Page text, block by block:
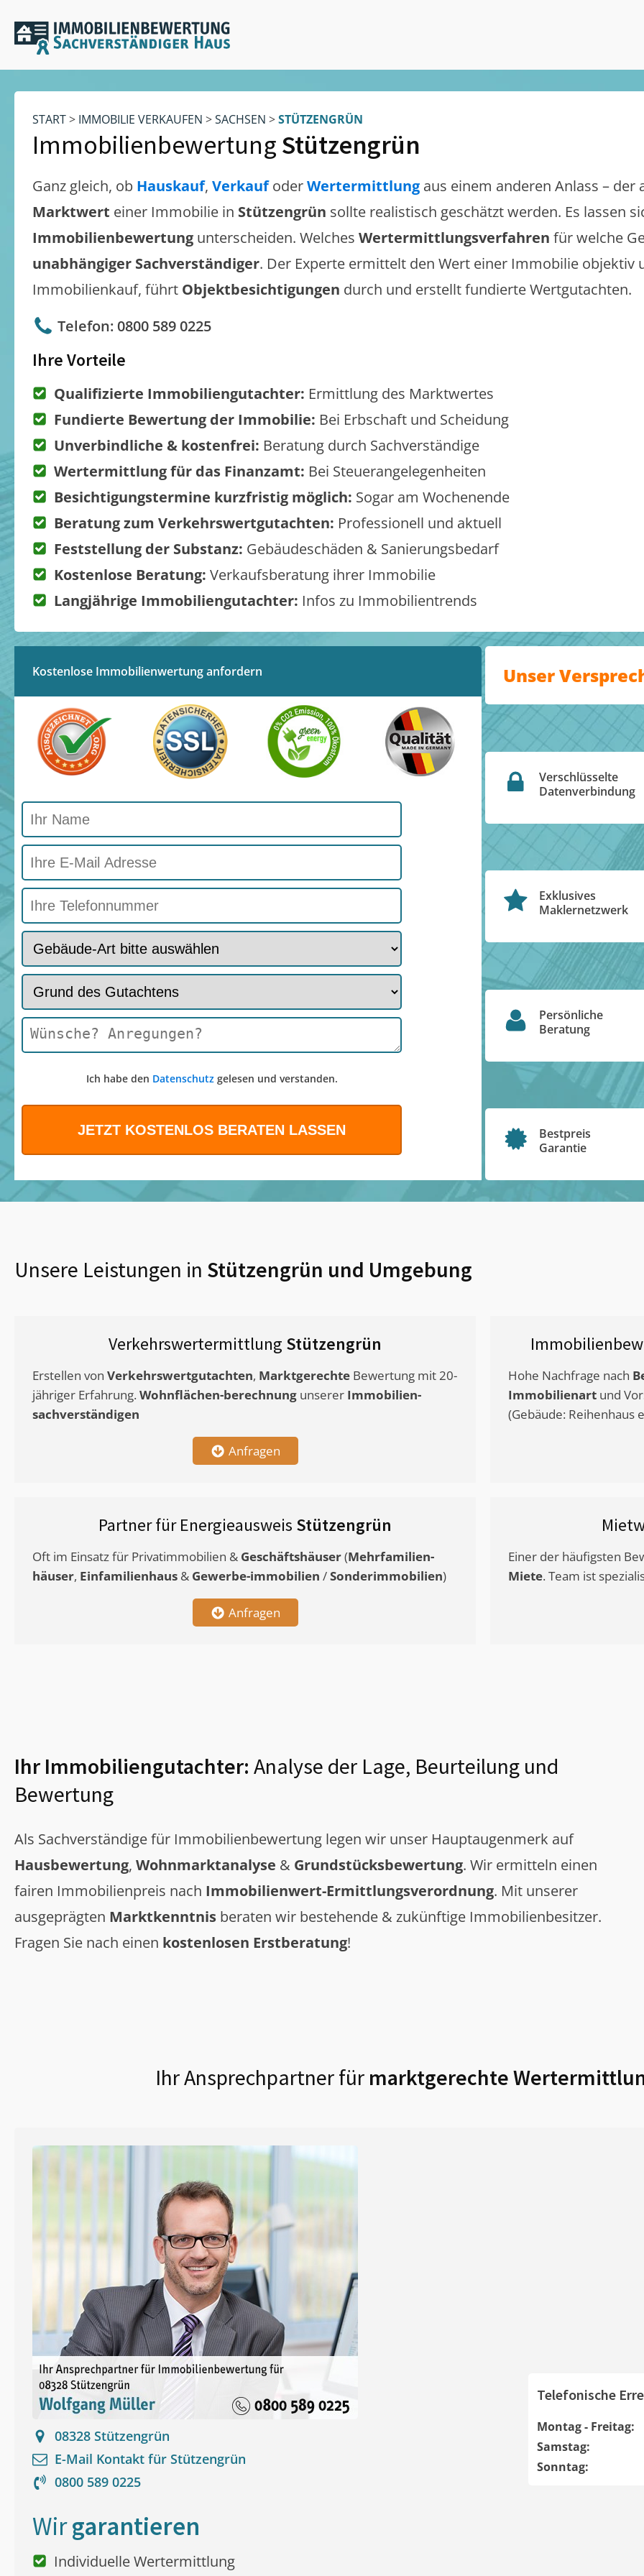
START> IMMOBILIE VERKAUFEN >SACHSEN >STÜTZENGRÜN
Immobilienbewertung Stützengrün
Ganz gleich, ob Hauskauf, VerkaufoderWertermittlung aus einem anderen Anlass – der
Marktwert einer Immobilie in Stützengrün sollte realistisch geschätzt werden. Es lassen
Immobilienbewertung unterscheiden. Welches Wertermittlungsverfahren für welche
unabhängiger Sachverständiger. Der Experte ermittelt den Wert einer Immobilie objektiv
Immobilienkauf, führt Objektbesichtigungen durch und erstellt fundierte Wertgutachten.
Telefon: 0800 589 0225
Ihre Vorteile
Qualifizierte Immobiliengutachter: Ermittlung des Marktwertes
Fundierte Bewertung der Immobilie: Bei Erbschaft und Scheidung
Unverbindliche & kostenfrei: Beratung durch Sachverständige
Wertermittlung für das Finanzamt: Bei Steuerangelegenheiten
Besichtigungstermine kurzfristig möglich: Sogar am Wochenende
Beratung zum Verkehrswertgutachten: Professionell und aktuell
Feststellung der Substanz: Gebäudeschäden & Sanierungsbedarf
Kostenlose Beratung: Verkaufsberatung ihrer Immobilie
Langjährige Immobiliengutachter: Infos zu Immobilientrends
Kostenlose Immobilienwertung anfordern
Ich habe den Datenschutzgelesen und verstanden.
Unser
Verschlüsselte
Datenverbindung
Exklusives
Maklernetzwerk
Persönliche
Beratung
Bestpreis
Garantie
Unsere Leistungen in Stützengrün und Umgebung
Verkehrswertermittlung Stützengrün
Erstellen von Verkehrswertgutachten, Marktgerechte Bewertung mit 20-
jähriger Erfahrung. Wohnflächen-berechnung unserer Immobilien-
sachverständigen
Anfragen
Hohe Nachfrage nach
Immobilienart und
(Gebäude: Reihenhaus
Partner für Energieausweis Stützengrün
Oft im Einsatz für Privatimmobilien & Geschäftshäuser(Mehrfamilien-
häuser, Einfamilienhaus & Gewerbe-immobilien /Sonderimmobilien)
Anfragen
Einer der häufigsten
Miete. Team ist
Ihr Immobiliengutachter: Analyse der Lage, Beurteilung und
Bewertung
Als Sachverständige für Immobilienbewertung legen wir unser Hauptaugenmerk auf
Hausbewertung, Wohnmarktanalyse & Grundstücksbewertung. Wir ermitteln einen
fairen Immobilienpreis nach Immobilienwert-Ermittlungsverordnung. Mit unserer
ausgeprägten Marktkenntnis beraten wir bestehende & zukünftige Immobilienbesitzer.
Fragen Sie nach einen kostenlosen Erstberatung!
Ihr Ansprechpartner für marktgerechte
08328 Stützengrün
E-Mail Kontakt für Stützengrün
0800 589 0225
Telefonische
Montag - Freitag:
Samstag:
Sonntag:
Wirgarantieren
Individuelle Wertermittlung